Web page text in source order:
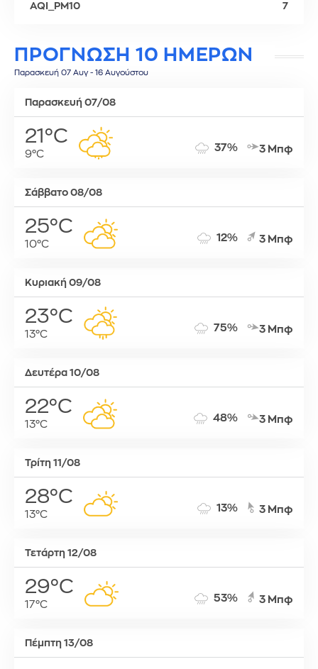
AQI_PM10 7
ΠΡΟΓΝΩΣΗ 10 ΗΜΕΡΩΝ
Παρασκευή 07 Αυγ - 16 Αυγούστου
Παρασκευή 07/08
21°C
9°C
37% 3 Μπφ
Σάββατο 08/08
25°C
10°C
12% 3 Μπφ
Κυριακή 09/08
23°C
13°C
75% 3 Μπφ
Δευτέρα 10/08
22°C
13°C
48% 3 Μπφ
Τρίτη 11/08
28°C
13°C
13% 3 Μπφ
Τετάρτη 12/08
29°C
17°C
53% 3 Μπφ
Πέμπτη 13/08